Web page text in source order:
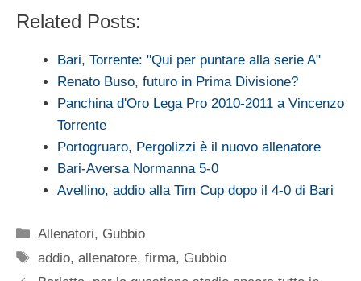
Related Posts:
Bari, Torrente: "Qui per puntare alla serie A"
Renato Buso, futuro in Prima Divisione?
Panchina d'Oro Lega Pro 2010-2011 a Vincenzo
Torrente
Portogruaro, Pergolizzi è il nuovo allenatore
Bari-Aversa Normanna 5-0
Avellino, addio alla Tim Cup dopo il 4-0 di Bari
Categorie
Allenatori, Gubbio
Tag
addio,allenatore,firma, Gubbio